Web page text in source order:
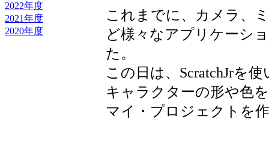
2022年度
2021年度
2020年度
これまでに、カメラ、
ど様々なアプリケーシ
た。
この日は、ScratchJrを
キャラクターの形や色
マイ・プロジェクトを